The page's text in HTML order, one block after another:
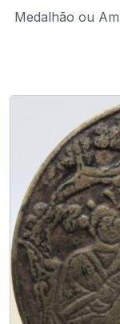
Medalhão ou